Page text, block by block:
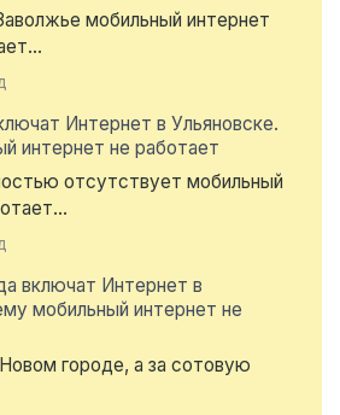
мобильный интернет
Интернет в Ульяновске.
интернет не работает
отсутствует мобильный
включат Интернет в
мобильный интернет не
городе, а за сотовую